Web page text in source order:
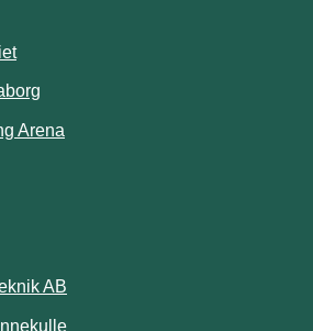
Arena
AB
Länk till annan webbplats.